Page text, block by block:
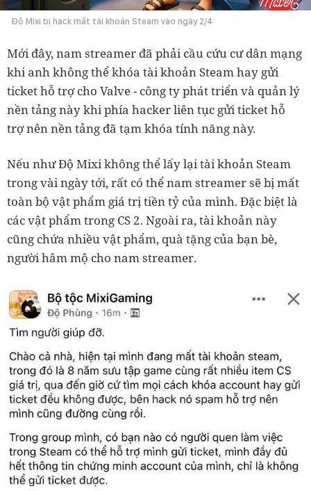
Độ Mixi bị hack mất tài khoản Steam vào ngày 2/4
Mới đây, nam streamer đã phải cầu cứu cư dân mạng
khi anh không thể khóa tài khoản Steam hay gửi
ticket hỗ trợ cho Valve - công ty phát triển và quản lý
nền tảng này khi phía hacker liên tục gửi ticket hỗ
trợ nên nền tảng đã tạm khóa tính năng này.
Nếu như Độ Mixi không thể lấy lại tài khoản Steam
trong vài ngày tới, rất có thể nam streamer sẽ bị mất
toàn bộ vật phẩm giá trị tiền tỷ của mình. Đặc biệt là
các vật phẩm trong CS 2. Ngoài ra, tài khoản này
cũng chứa nhiều vật phẩm, quà tặng của bạn bè,
người hâm mộ cho nam streamer.